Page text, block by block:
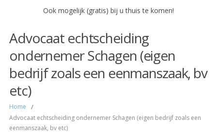
Ook mogelijk (gratis) bij u thuis te komen!
Advocaat echtscheiding
ondernemer Schagen (eigen
bedrijf zoals een eenmanszaak, bv
etc)
Home /
Advocaat echtscheiding ondernemer Schagen (eigen bedrijf zoals een
eenmanszaak, bv etc)